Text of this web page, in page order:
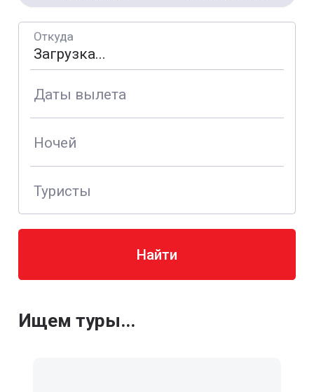
Откуда
Даты вылета
Ночей
Туристы
Найти
Ищем туры...